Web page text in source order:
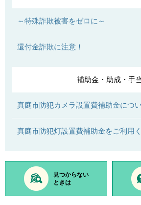
～特殊詐欺被害をゼロに～
還付金詐欺に注意！
補助金・助成・手
真庭市防犯カメラ設置費補助金につ
真庭市防犯灯設置費補助金をご利用
見つからない
ときは